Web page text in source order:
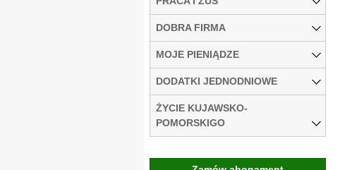
DOBRA FIRMA
MOJE PIENIĄDZE
DODATKI JEDNODNIOWE
ŻYCIE KUJAWSKO-
POMORSKIGO